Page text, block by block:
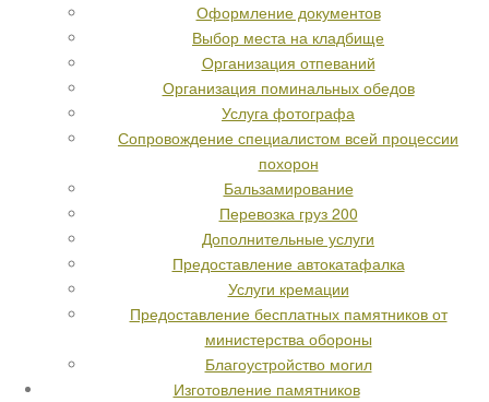
Оформление документов
Выбор места на кладбище
Организация отпеваний
Организация поминальных обедов
Услуга фотографа
Сопровождение специалистом всей процессии
похорон
Бальзамирование
Перевозка груз 200
Дополнительные услуги
Предоставление автокатафалка
Услуги кремации
Предоставление бесплатных памятников от
министерства обороны
Благоустройство могил
Изготовление памятников